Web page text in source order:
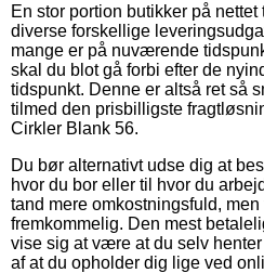
En stor portion butikker på
diverse forskellige
mange er på nuværende
skal du blot gå forbi efter de
tidspunkt. Denne er altså ret så
tilmed den prisbilligste
Cirkler Blank 56.
Du bør alternativt udse dig at
hvor du bor eller til hvor du
tand mere omkostningsfuld,
fremkommelig. Den mest
vise sig at være at du selv
af at du opholder dig lige ved